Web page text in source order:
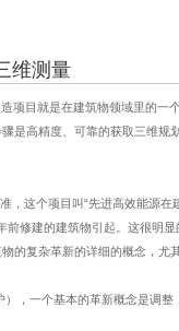
维测量
项目就是在建筑物领域里的一
是高精度、可靠的获取三维规
，这个项目叫“先进高效能源在
前修建的建筑物引起。这很明
复杂革新的详细的概念，尤
，一个基本的革新概念是调